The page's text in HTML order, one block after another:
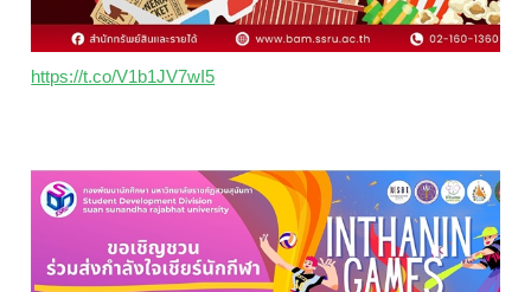
https://t.co/V1b1JV7wI5